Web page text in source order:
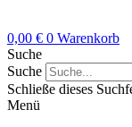
0,00 € 0 Warenkorb
Suche
Suche
Schließe dieses
Menü